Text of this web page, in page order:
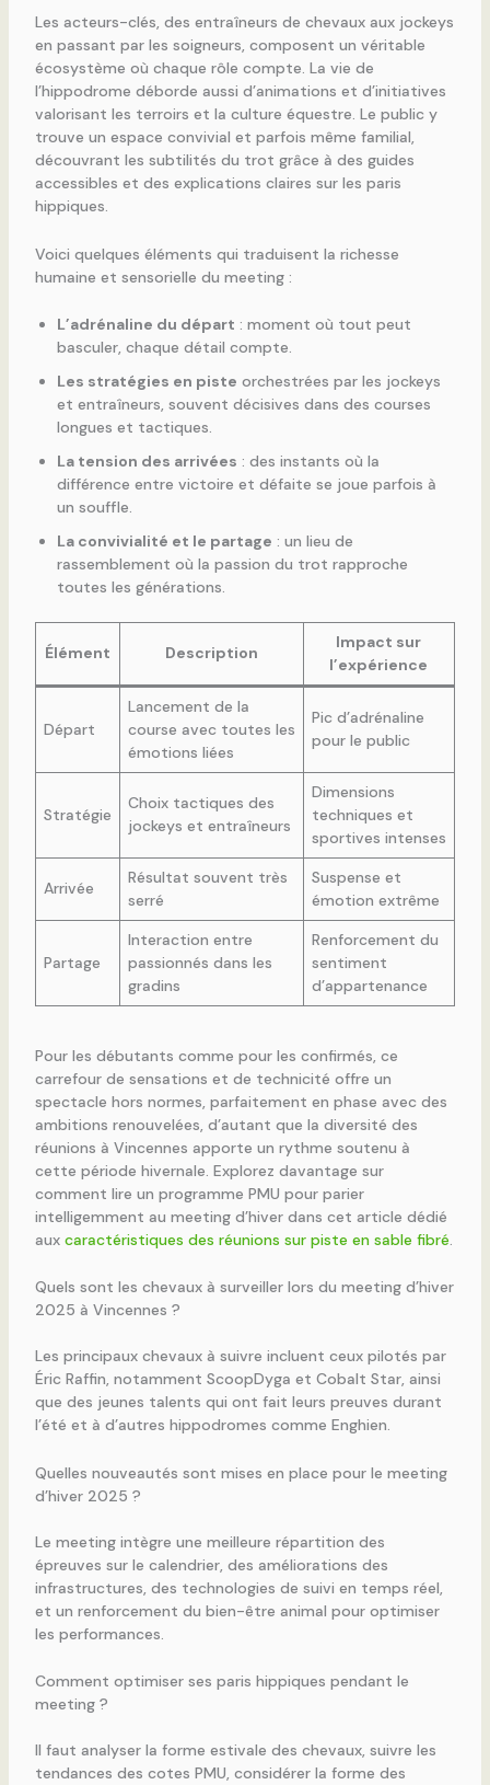
Les acteurs-clés, des entraîneurs de chevaux aux jockeys
en passant par les soigneurs, composent un véritable
écosystème où chaque rôle compte. La vie de
l’hippodrome déborde aussi d’animations et d’initiatives
valorisant les terroirs et la culture équestre. Le public y
trouve un espace convivial et parfois même familial,
découvrant les subtilités du trot grâce à des guides
accessibles et des explications claires sur les paris
hippiques.
Voici quelques éléments qui traduisent la richesse
humaine et sensorielle du meeting :
L’adrénaline du départ : moment où tout peut
basculer, chaque détail compte.
Les stratégies en piste orchestrées par les jockeys
et entraîneurs, souvent décisives dans des courses
longues et tactiques.
La tension des arrivées : des instants où la
différence entre victoire et défaite se joue parfois à
un souffle.
La convivialité et le partage : un lieu de
rassemblement où la passion du trot rapproche
toutes les générations.
Élément Description
Impact sur
l’expérience
Départ
Lancement de la
course avec toutes les
émotions liées
Pic d’adrénaline
pour le public
Stratégie
Choix tactiques des
jockeys et entraîneurs
Dimensions
techniques et
sportives intenses
Arrivée
Résultat souvent très
serré
Suspense et
émotion extrême
Partage
Interaction entre
passionnés dans les
gradins
Renforcement du
sentiment
d’appartenance
Pour les débutants comme pour les confirmés, ce
carrefour de sensations et de technicité offre un
spectacle hors normes, parfaitement en phase avec des
ambitions renouvelées, d’autant que la diversité des
réunions à Vincennes apporte un rythme soutenu à
cette période hivernale. Explorez davantage sur
comment lire un programme PMU pour parier
intelligemment au meeting d’hiver dans cet article dédié
aux caractéristiques des réunions sur piste en sable fibré.
Quels sont les chevaux à surveiller lors du meeting d’hiver
2025 à Vincennes ?
Les principaux chevaux à suivre incluent ceux pilotés par
Éric Raffin, notamment ScoopDyga et Cobalt Star, ainsi
que des jeunes talents qui ont fait leurs preuves durant
l’été et à d’autres hippodromes comme Enghien.
Quelles nouveautés sont mises en place pour le meeting
d’hiver 2025 ?
Le meeting intègre une meilleure répartition des
épreuves sur le calendrier, des améliorations des
infrastructures, des technologies de suivi en temps réel,
et un renforcement du bien-être animal pour optimiser
les performances.
Comment optimiser ses paris hippiques pendant le
meeting ?
Il faut analyser la forme estivale des chevaux, suivre les
tendances des cotes PMU, considérer la forme des